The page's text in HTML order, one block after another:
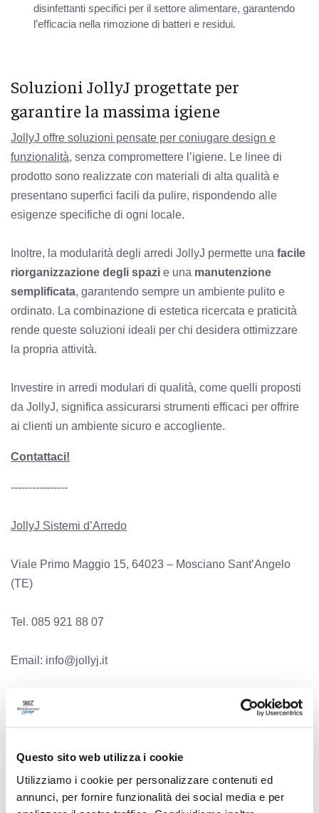
Questo sito web utilizza i cookie
Utilizziamo i cookie per personalizzare contenuti ed
annunci, per fornire funzionalità dei social media e per
disinfettanti specifici per il settore alimentare, garantendo
l’efficacia nella rimozione di batteri e residui.
Soluzioni JollyJ progettate per
garantire la massima igiene
JollyJ offre soluzioni pensate per coniugare design e
funzionalità, senza compromettere l’igiene. Le linee di
prodotto sono realizzate con materiali di alta qualità e
presentano superfici facili da pulire, rispondendo alle
esigenze specifiche di ogni locale.
Inoltre, la modularità degli arredi JollyJ permette una facile
riorganizzazione degli spazi e una manutenzione
semplificata, garantendo sempre un ambiente pulito e
ordinato. La combinazione di estetica ricercata e praticità
rende queste soluzioni ideali per chi desidera ottimizzare
la propria attività.
Investire in arredi modulari di qualità, come quelli proposti
da JollyJ, significa assicurarsi strumenti efficaci per offrire
ai clienti un ambiente sicuro e accogliente.
Contattaci!
----------------
JollyJ Sistemi d’Arredo
Viale Primo Maggio 15, 64023 – Mosciano Sant’Angelo
(TE)
Tel. 085 921 88 07
Email: info@jollyj.it
Web: